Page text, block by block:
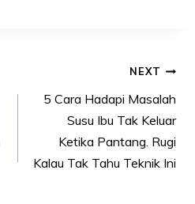
NEXT
5 Cara Hadapi Masalah
Susu Ibu Tak Keluar
Ketika Pantang. Rugi
Kalau Tak Tahu Teknik Ini